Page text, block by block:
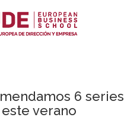
6 series
verano